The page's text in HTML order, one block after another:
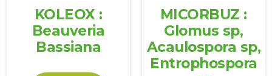
KOLEOX :
Beauveria
Bassiana
MICORBUZ :
Glomus sp,
Acaulospora sp,
Entrophospora